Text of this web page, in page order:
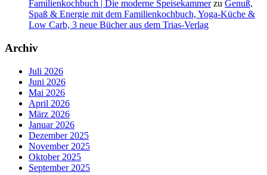
Familienkochbuch | Die moderne Speisekammerzu Genuß,
Spaß & Energie mit dem Familienkochbuch, Yoga-Küche &
Low Carb, 3 neue Bücher aus dem Trias-Verlag
Archiv
Juli 2026
Juni 2026
Mai 2026
April 2026
März 2026
Januar 2026
Dezember 2025
November 2025
Oktober 2025
September 2025